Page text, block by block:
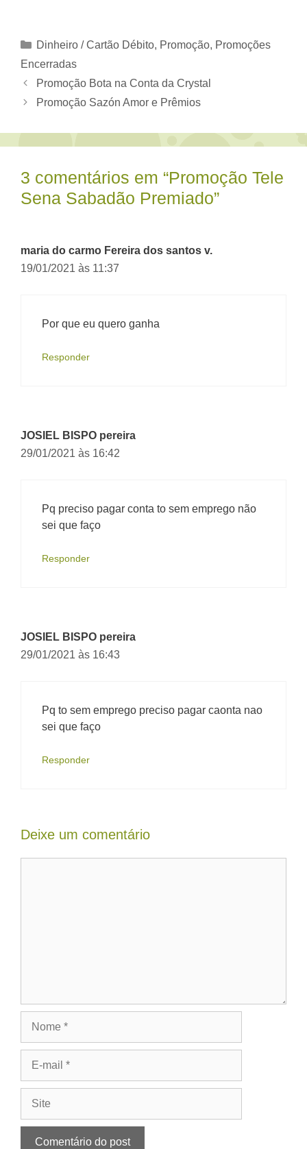
Categorias
Dinheiro / Cartão Débito, Promoção, Promoções
Encerradas
Promoção Bota na Conta da Crystal
Promoção Sazón Amor e Prêmios
3 comentários em “Promoção Tele
Sena Sabadão Premiado”
maria do carmo Fereira dos santos v.
19/01/2021 às 11:37
Por que eu quero ganha
Responder
JOSIEL BISPO pereira
29/01/2021 às 16:42
Pq preciso pagar conta to sem emprego não
sei que faço
Responder
JOSIEL BISPO pereira
29/01/2021 às 16:43
Pq to sem emprego preciso pagar caonta nao
sei que faço
Responder
Deixe um comentário